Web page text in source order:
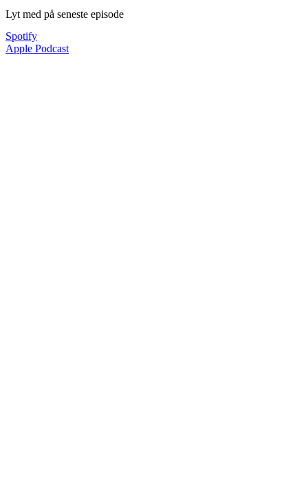
Lyt med på seneste episode
Spotify
Apple Podcast